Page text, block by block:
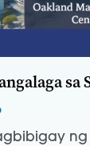
sa
ng